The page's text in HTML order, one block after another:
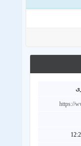
https://